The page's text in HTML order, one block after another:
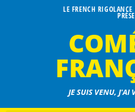
LE FRENCH
JE SUIS VENU, J'AI